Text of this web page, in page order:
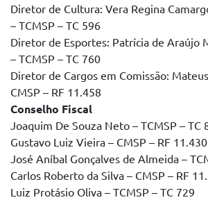
Diretor de Cultura: Vera Regina
– TCMSP – TC 596
Diretor de Esportes: Patrícia de Araújo
– TCMSP – TC 760
Diretor de Cargos em Comissão:
CMSP – RF 11.458
Conselho Fiscal
Joaquim De Souza Neto – TCMSP – TC
Gustavo Luiz Vieira – CMSP – RF 11.430
José Aníbal Gonçalves de Almeida –
Carlos Roberto da Silva – CMSP – RF
Luiz Protásio Oliva – TCMSP – TC 729